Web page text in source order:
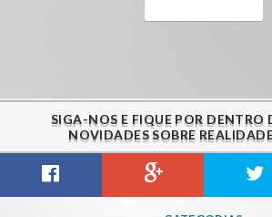
SIGA-NOS E FIQUE POR DENTRO
NOVIDADES SOBRE